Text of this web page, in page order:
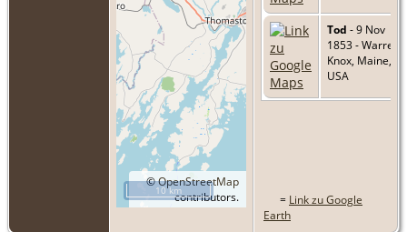
©OpenStreetMap
contributors.
10 km
Tod - 9 Nov
1853 - Warren,
Knox, Maine,
USA
= Link zu Google
Earth